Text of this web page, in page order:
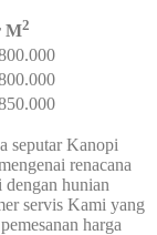
M2
seputar Kanopi
renacana
dengan hunian
servis Kami yang
harga